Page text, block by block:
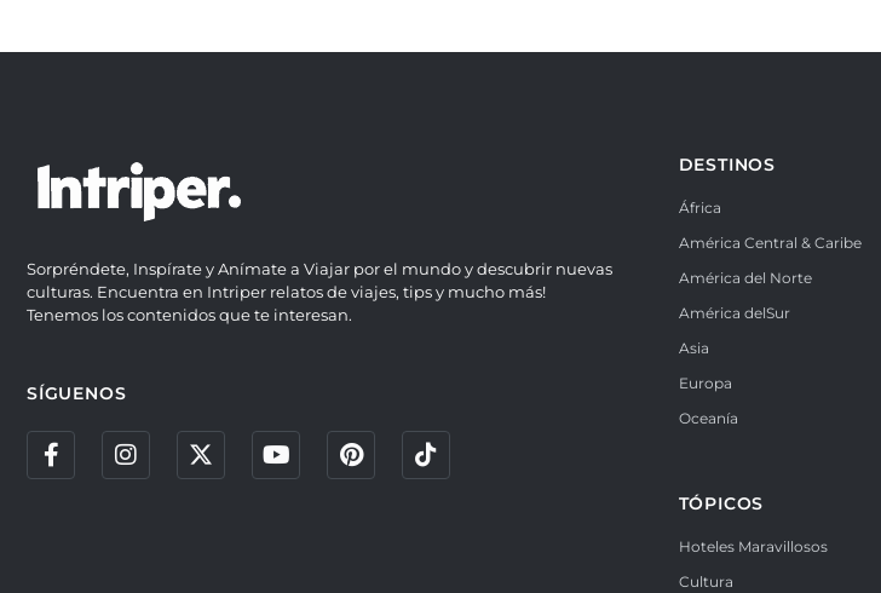
Sorpréndete, Inspírate y Anímate a Viajar por el mundo y descubrir nuevas
culturas. Encuentra en Intriper relatos de viajes, tips y mucho más!
Tenemos los contenidos que te interesan.
SÍGUENOS
DESTINOS
África
América Central & Caribe
América del Norte
América delSur
Asia
Europa
Oceanía
TÓPICOS
Hoteles Maravillosos
Cultura